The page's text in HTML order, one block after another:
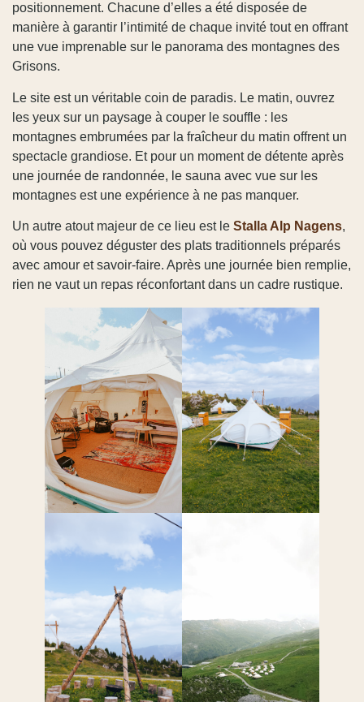
positionnement. Chacune d’elles a été disposée de
manière à garantir l’intimité de chaque invité tout en offrant
une vue imprenable sur le panorama des montagnes des
Grisons.
Le site est un véritable coin de paradis. Le matin, ouvrez
les yeux sur un paysage à couper le souffle : les
montagnes embrumées par la fraîcheur du matin offrent un
spectacle grandiose. Et pour un moment de détente après
une journée de randonnée, le sauna avec vue sur les
montagnes est une expérience à ne pas manquer.
Un autre atout majeur de ce lieu est le Stalla Alp Nagens,
où vous pouvez déguster des plats traditionnels préparés
avec amour et savoir-faire. Après une journée bien remplie,
rien ne vaut un repas réconfortant dans un cadre rustique.